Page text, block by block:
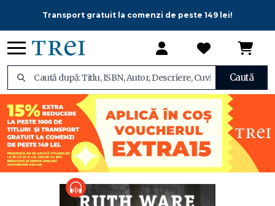
Transport gratuit la comenzi de peste 149 lei!
Caută